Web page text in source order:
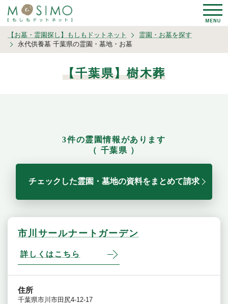
【お墓・霊園探し】もしもドットネット
霊園・お墓を探す
永代供養墓 千葉県の霊園・墓地・お墓
【千葉県】樹木葬
3件の霊園情報があります
（ 千葉県 ）
チェックした霊園・墓地の資料をまとめて請求
市川サールナートガーデン
詳しくはこちら
住所
千葉県市川市田尻4-12-17